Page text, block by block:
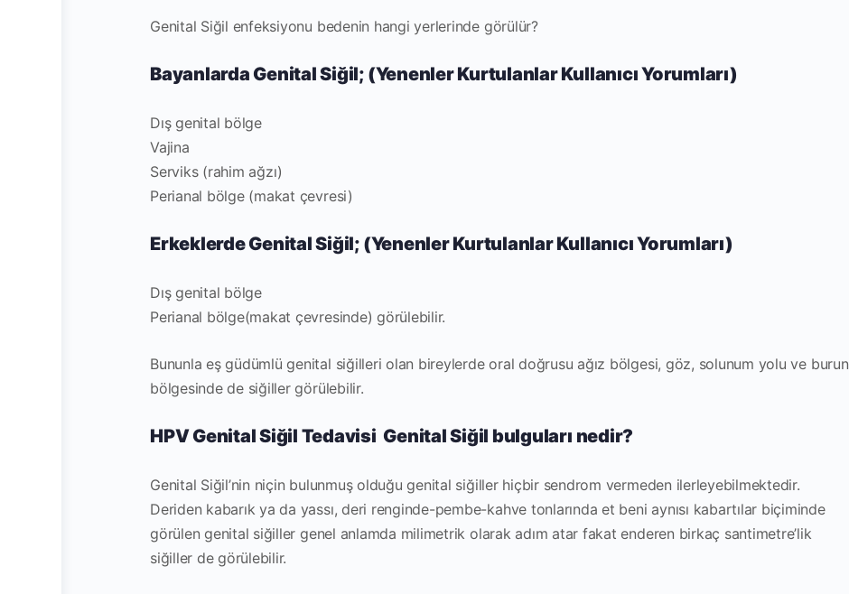
Genital Siğil enfeksiyonu bedenin hangi yerlerinde görülür?
Bayanlarda Genital Siğil; (Yenenler Kurtulanlar Kullanıcı Yorumları)
Dış genital bölge
Vajina
Serviks (rahim ağzı)
Perianal bölge (makat çevresi)
Erkeklerde Genital Siğil; (Yenenler Kurtulanlar Kullanıcı Yorumları)
Dış genital bölge
Perianal bölge(makat çevresinde) görülebilir.
Bununla eş güdümlü genital siğilleri olan bireylerde oral doğrusu ağız bölgesi, göz, solunum yolu ve burun
bölgesinde de siğiller görülebilir.
HPV Genital Siğil Tedavisi Genital Siğil bulguları nedir?
Genital Siğil’nin niçin bulunmuş olduğu genital siğiller hiçbir sendrom vermeden ilerleyebilmektedir.
Deriden kabarık ya da yassı, deri renginde-pembe-kahve tonlarında et beni aynısı kabartılar biçiminde
görülen genital siğiller genel anlamda milimetrik olarak adım atar fakat enderen birkaç santimetre’lik
siğiller de görülebilir.